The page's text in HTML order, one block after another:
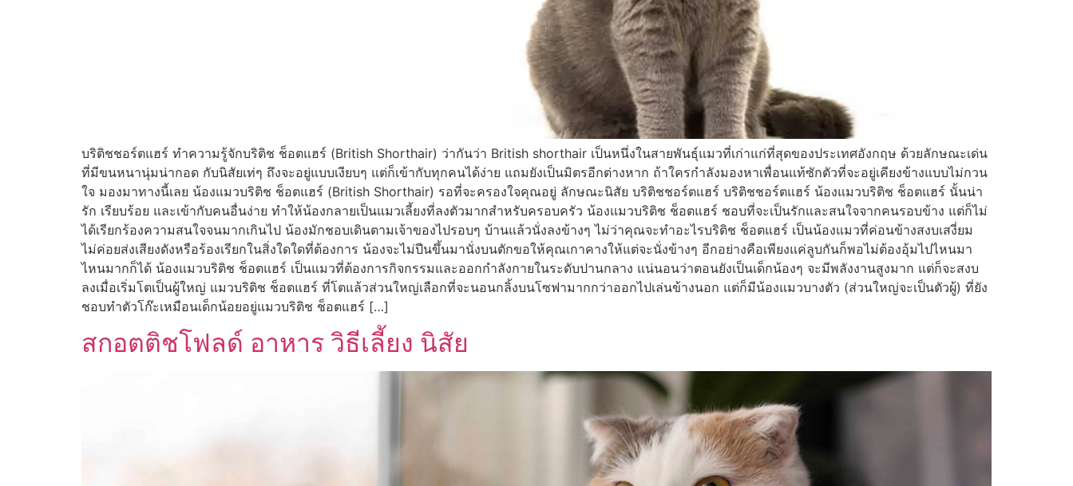
บริติชชอร์ตแฮร์ ทำความรู้จักบริติช ช็อตแฮร์ (British Shorthair) ว่ากันว่า British shorthair เป็นหนึ่งในสายพันธุ์แมวที่เก่าแก่ที่สุดของประเทศอังกฤษ ด้วยลักษณะเด่น
ที่มีขนหนานุ่มน่ากอด กับนิสัยเท่ๆ ถึงจะอยู่แบบเงียบๆ แต่ก็เข้ากับทุกคนได้ง่าย แถมยังเป็นมิตรอีกต่างหาก ถ้าใครกำลังมองหาเพื่อนแท้ซักตัวที่จะอยู่เคียงข้างแบบไม่กวน
ใจ มองมาทางนี้เลย น้องแมวบริติช ช็อตแฮร์ (British Shorthair) รอที่จะครองใจคุณอยู่ ลักษณะนิสัย บริติชชอร์ตแฮร์ บริติชชอร์ตแฮร์ น้องแมวบริติช ช็อตแฮร์ นั้นน่า
รัก เรียบร้อย และเข้ากับคนอื่นง่าย ทำให้น้องกลายเป็นแมวเลี้ยงที่ลงตัวมากสำหรับครอบครัว น้องแมวบริติช ช็อตแฮร์ ชอบที่จะเป็นรักและสนใจจากคนรอบข้าง แต่ก็ไม่
ได้เรียกร้องความสนใจจนมากเกินไป น้องมักชอบเดินตามเจ้าของไปรอบๆ บ้านแล้วนั่งลงข้างๆ ไม่ว่าคุณจะทำอะไรบริติช ช็อตแฮร์ เป็นน้องแมวที่ค่อนข้างสงบเสงี่ยม
ไม่ค่อยส่งเสียงดังหรือร้องเรียกในสิ่งใดใดที่ต้องการ น้องจะไม่ปีนขึ้นมานั่งบนตักขอให้คุณเกาคางให้แต่จะนั่งข้างๆ อีกอย่างคือเพียงแค่ลูบกันก็พอไม่ต้องอุ้มไปไหนมา
ไหนมากก็ได้ น้องแมวบริติช ช็อตแฮร์ เป็นแมวที่ต้องการกิจกรรมและออกกำลังกายในระดับปานกลาง แน่นอนว่าตอนยังเป็นเด็กน้องๆ จะมีพลังงานสูงมาก แต่ก็จะสงบ
ลงเมื่อเริ่มโตเป็นผู้ใหญ่ แมวบริติช ช็อตแฮร์ ที่โตแล้วส่วนใหญ่เลือกที่จะนอนกลิ้งบนโซฟามากกว่าออกไปเล่นข้างนอก แต่ก็มีน้องแมวบางตัว (ส่วนใหญ่จะเป็นตัวผู้) ที่ยัง
ชอบทำตัวโก๊ะเหมือนเด็กน้อยอยู่แมวบริติช ช็อตแฮร์ […]
สกอตติชโฟลด์ อาหาร วิธีเลี้ยง นิสัย